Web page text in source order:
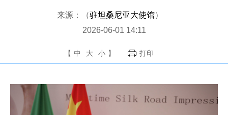
来源：（驻坦桑尼亚大使馆）
2026-06-01 14:11
【 中 大 小 】 打印